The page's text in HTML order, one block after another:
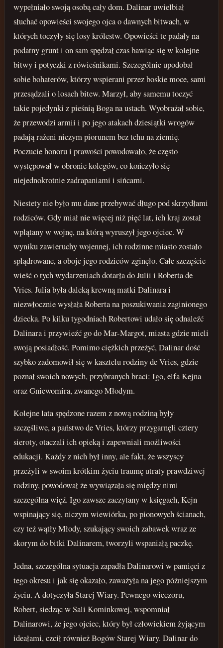
wypełniało swoją osobą cały dom. Dalinar uwielbiał
słuchać opowieści swojego ojca o dawnych bitwach, w
których toczyły się losy królestw. Opowieści te padały na
podatny grunt i on sam spędzał czas bawiąc się w kolejne
bitwy i potyczki z rówieśnikami. Szczególnie upodobał
sobie bohaterów, którzy wspierani przez boskie moce, sami
przesądzali o losach bitew. Marzył, aby samemu toczyć
takie pojedynki z pieśnią Boga na ustach. Wyobrażał sobie,
że przewodzi armii i po jego atakach dziesiątki wrogów
padają rażeni niczym piorunem bez tchu na ziemię.
Poczucie honoru i prawości powodowało, że często
występował w obronie kolegów, co kończyło się
niejednokrotnie zadrapaniami i sińcami.
Niestety nie było mu dane przebywać długo pod skrzydłami
rodziców. Gdy miał nie więcej niż pięć lat, ich kraj został
wplątany w wojnę, na którą wyruszył jego ojciec. W
wyniku zawieruchy wojennej, ich rodzinne miasto zostało
splądrowane, a oboje jego rodziców zginęło. Całe szczęście
wieść o tych wydarzeniach dotarła do Julii i Roberta de
Vries. Julia była daleką krewną matki Dalinara i
niezwłocznie wysłała Roberta na poszukiwania zaginionego
dziecka. Po kilku tygodniach Robertowi udało się odnaleźć
Dalinara i przywieźć go do Mar-Margot, miasta gdzie mieli
swoją posiadłość. Pomimo ciężkich przeżyć, Dalinar dość
szybko zadomowił się w kasztelu rodziny de Vries, gdzie
poznał swoich nowych, przybranych braci: Igo, elfa Kejna
oraz Gniewomira, zwanego Młodym.
Kolejne lata spędzone razem z nową rodziną były
szczęśliwe, a państwo de Vries, którzy przygarnęli cztery
sieroty, otaczali ich opieką i zapewniali możliwości
edukacji. Każdy z nich był inny, ale fakt, że wszyscy
przeżyli w swoim krótkim życiu traumę utraty prawdziwej
rodziny, powodował że wywiązała się między nimi
szczególna więź. Igo zawsze zaczytany w księgach, Kejn
wspinający się, niczym wiewiórka, po pionowych ścianach,
czy też wątły Młody, szukający swoich zabawek wraz ze
skorym do bitki Dalinarem, tworzyli wspaniałą paczkę.
Jedna, szczególna sytuacja zapadła Dalinarowi w pamięci z
tego okresu i jak się okazało, zaważyła na jego późniejszym
życiu. A dotyczyła Starej Wiary. Pewnego wieczoru,
Robert, siedząc w Sali Kominkowej, wspomniał
Dalinarowi, że jego ojciec, który był człowiekiem żyjącym
ideałami, czcił również Bogów Starej Wiary. Dalinar do